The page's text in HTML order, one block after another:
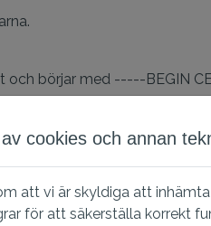
börjar med -----BEGIN
.pfx, använd kommandot:
långt.
crypt.key -out key.key
cookies och annan
att vi är skyldiga att
för att säkerställa korrekt